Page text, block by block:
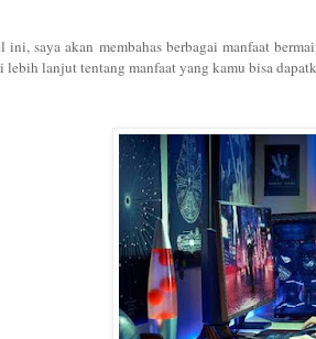
ini, saya akan membahas berbagai manfaat
lebih lanjut tentang manfaat yang kamu bisa